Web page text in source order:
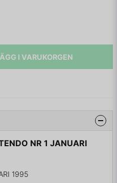
I VARUKORGEN
NR 1 JANUARI
1995